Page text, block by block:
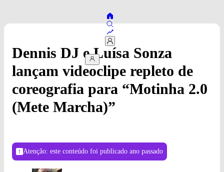
Dennis DJ e Luísa Sonza
lançam videoclipe repleto de
coreografia para “Motinha 2.0
(Mete Marcha)”
Atenção: este conteúdo foi publicado ano passado